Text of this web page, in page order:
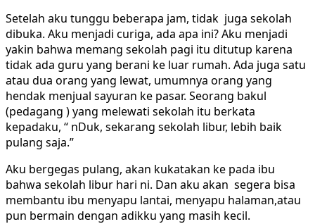
Setelah aku tunggu beberapa jam, tidak juga sekolah
dibuka. Aku menjadi curiga, ada apa ini? Aku menjadi
yakin bahwa memang sekolah pagi itu ditutup karena
tidak ada guru yang berani ke luar rumah. Ada juga satu
atau dua orang yang lewat, umumnya orang yang
hendak menjual sayuran ke pasar. Seorang bakul
(pedagang ) yang melewati sekolah itu berkata
kepadaku, “ nDuk, sekarang sekolah libur, lebih baik
pulang saja.”
Aku bergegas pulang, akan kukatakan ke pada ibu
bahwa sekolah libur hari ni. Dan aku akan segera bisa
membantu ibu menyapu lantai, menyapu halaman,atau
pun bermain dengan adikku yang masih kecil.